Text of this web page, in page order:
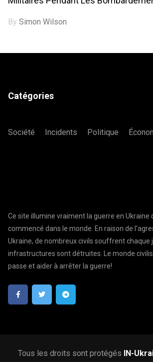
BySimon Wilson
Catégories
Société Incidents Politique
Ce site illumine vraiment la guerre en Ukraine
commencé dans le monde. En raison de
Ukraine, de nombreux civils souffrent chaque
infrastructures sont détruites. Le monde
passe et aider à arrêter la guerre!
Tous les droits sont protégés IN-